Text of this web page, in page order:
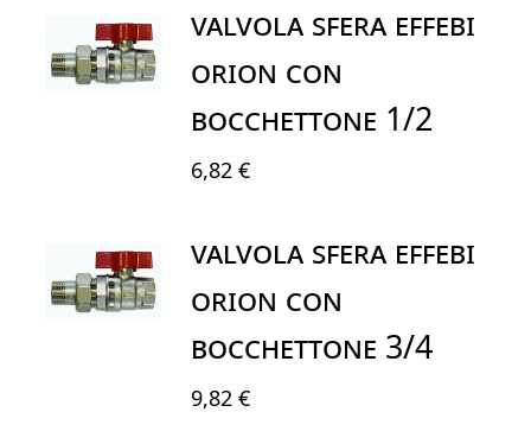
VALVOLA SFERA EFFEBI
ORION CON
BOCCHETTONE 1/2
6,82 €
VALVOLA SFERA EFFEBI
ORION CON
BOCCHETTONE 3/4
9,82 €